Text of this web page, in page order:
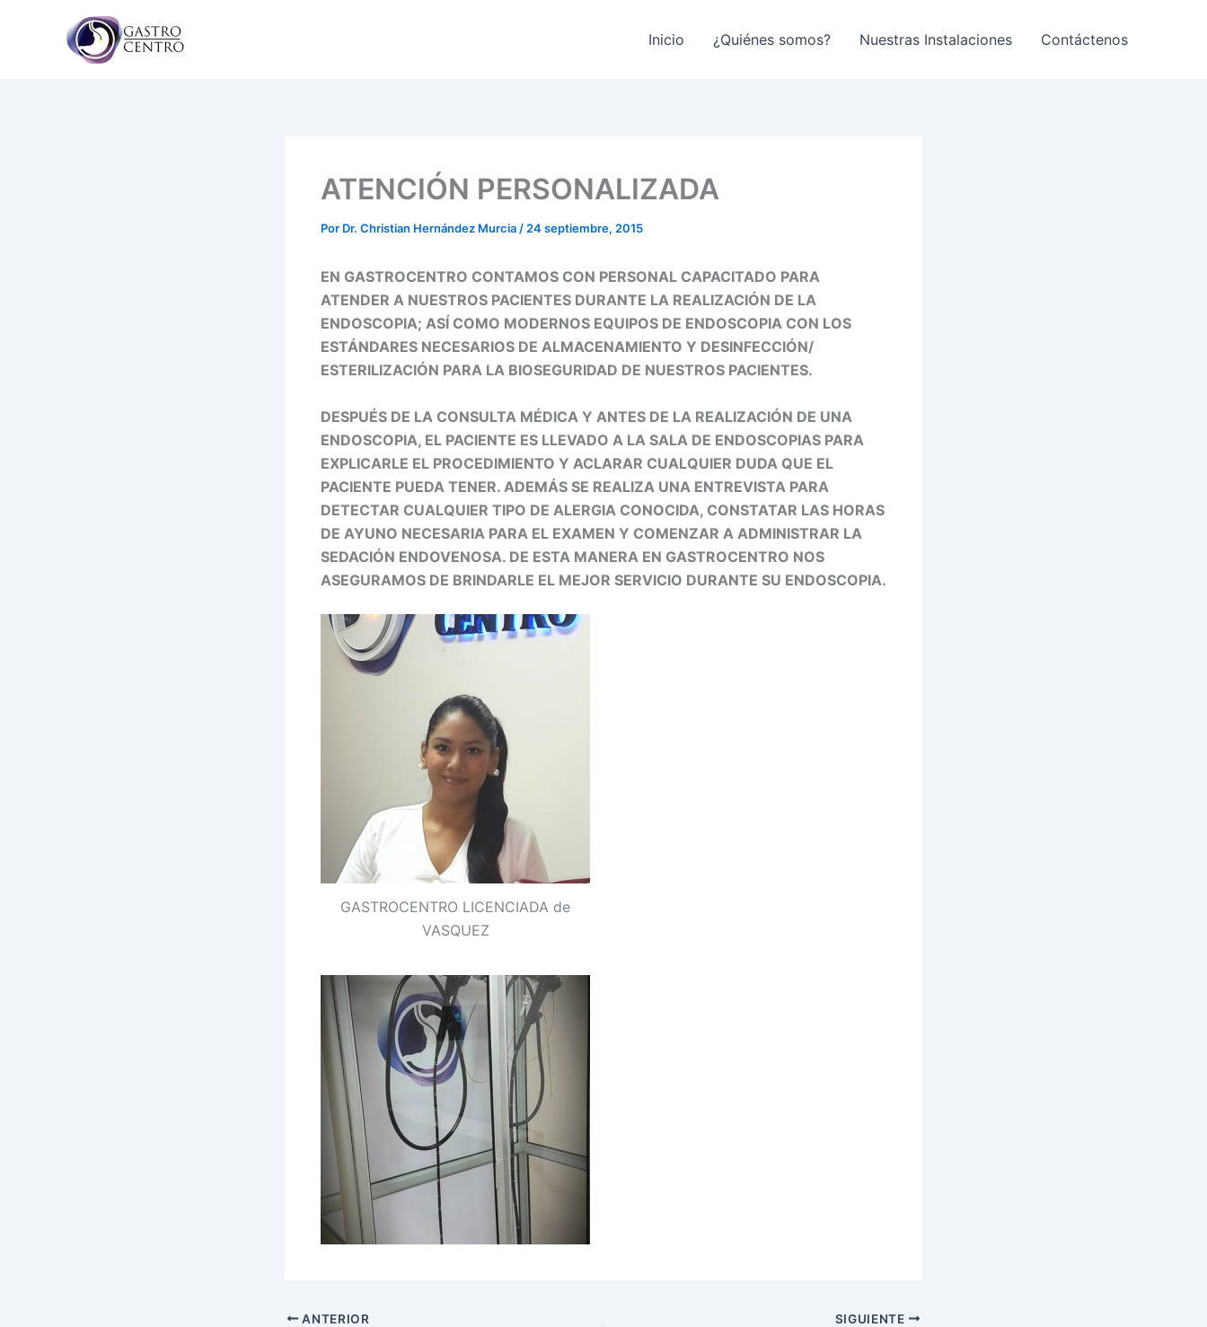
Inicio ¿Quiénes somos? Nuestras Instalaciones Contáctenos
ATENCIÓN PERSONALIZADA
Por Dr. Christian Hernández Murcia / 24 septiembre, 2015
EN GASTROCENTRO CONTAMOS CON PERSONAL CAPACITADO PARA
ATENDER A NUESTROS PACIENTES DURANTE LA REALIZACIÓN DE LA
ENDOSCOPIA; ASÍ COMO MODERNOS EQUIPOS DE ENDOSCOPIA CON LOS
ESTÁNDARES NECESARIOS DE ALMACENAMIENTO Y DESINFECCIÓN/
ESTERILIZACIÓN PARA LA BIOSEGURIDAD DE NUESTROS PACIENTES.
DESPUÉS DE LA CONSULTA MÉDICA Y ANTES DE LA REALIZACIÓN DE UNA
ENDOSCOPIA, EL PACIENTE ES LLEVADO A LA SALA DE ENDOSCOPIAS PARA
EXPLICARLE EL PROCEDIMIENTO Y ACLARAR CUALQUIER DUDA QUE EL
PACIENTE PUEDA TENER. ADEMÁS SE REALIZA UNA ENTREVISTA PARA
DETECTAR CUALQUIER TIPO DE ALERGIA CONOCIDA, CONSTATAR LAS HORAS
DE AYUNO NECESARIA PARA EL EXAMEN Y COMENZAR A ADMINISTRAR LA
SEDACIÓN ENDOVENOSA. DE ESTA MANERA EN GASTROCENTRO NOS
ASEGURAMOS DE BRINDARLE EL MEJOR SERVICIO DURANTE SU ENDOSCOPIA.
GASTROCENTRO LICENCIADA de
VASQUEZ
ANTERIOR SIGUIENTE